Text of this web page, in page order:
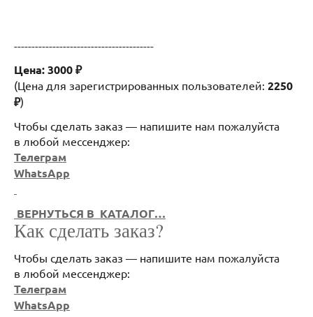
----------------------------------------
Цена: 3000 ₽
(Цена для зарегистрированных пользователей: 2250
₽)
Чтобы сделать заказ — напишите нам пожалуйста
в любой мессенджер:
Телеграм
WhatsApp
ВЕРНУТЬСЯ В КАТАЛОГ…
Как сделать заказ?
Чтобы сделать заказ — напишите нам пожалуйста
в любой мессенджер:
Телеграм
WhatsApp